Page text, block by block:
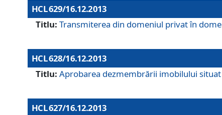
HCL 629/16.12.2013
Titlu: Transmiterea din domeniul privat în
HCL 628/16.12.2013
Titlu: Aprobarea dezmembrării imobilului
HCL 627/16.12.2013